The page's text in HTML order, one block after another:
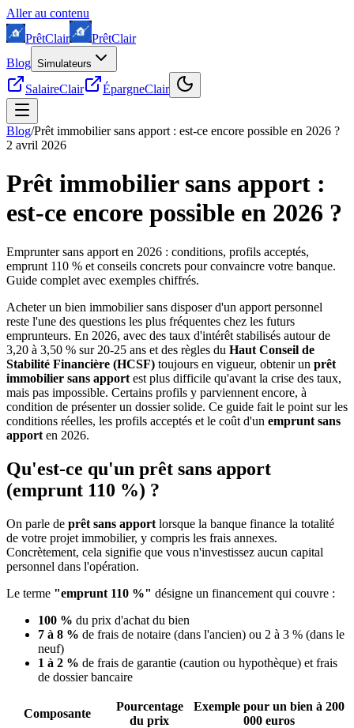
Aller au contenu
PrêtClair PrêtClair
Blog Simulateurs
SalaireClair ÉpargneClair
Blog/Prêt immobilier sans apport : est-ce encore possible en 2026 ?
2 avril 2026
Prêt immobilier sans apport :
est-ce encore possible en 2026 ?
Emprunter sans apport en 2026 : conditions, profils acceptés,
emprunt 110 % et conseils concrets pour convaincre votre banque.
Guide complet avec exemples chiffrés.
Acheter un bien immobilier sans disposer d'un apport personnel
reste l'une des questions les plus fréquentes chez les futurs
emprunteurs. En 2026, avec des taux d'intérêt stabilisés autour de
3,20 à 3,50 % sur 20-25 ans et des règles du Haut Conseil de
Stabilité Financière (HCSF) toujours en vigueur, obtenir un prêt
immobilier sans apport est plus difficile qu'avant la crise des taux,
mais pas impossible. Certains profils y parviennent encore, à
condition de présenter un dossier solide. Ce guide fait le point sur les
conditions réelles, les profils acceptés et le coût d'un emprunt sans
apport en 2026.
Qu'est-ce qu'un prêt sans apport
(emprunt 110 %) ?
On parle de prêt sans apport lorsque la banque finance la totalité
de votre projet immobilier, y compris les frais annexes.
Concrètement, cela signifie que vous n'investissez aucun capital
personnel dans l'opération.
Le terme "emprunt 110 %" désigne un financement qui couvre :
100 % du prix d'achat du bien
7 à 8 % de frais de notaire (dans l'ancien) ou 2 à 3 % (dans le
neuf)
1 à 2 % de frais de garantie (caution ou hypothèque) et frais
de dossier bancaire
Composante
Pourcentage
du prix
Exemple pour un bien à 200
000 euros